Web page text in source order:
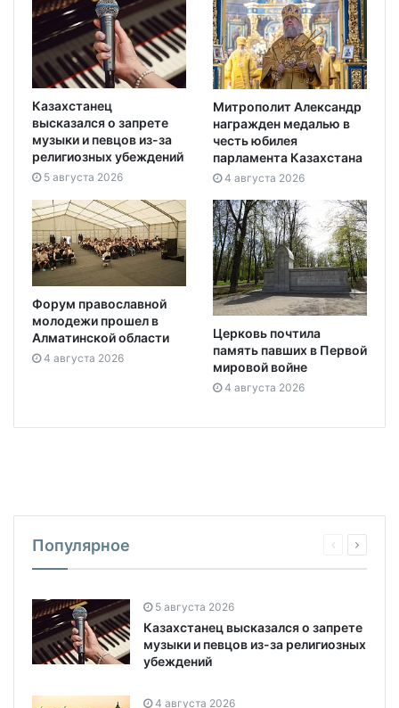
Казахстанец
высказался о запрете
музыки и певцов из-за
религиозных убеждений
5 августа 2026
Митрополит Александр
награжден медалью в
честь юбилея
парламента Казахстана
4 августа 2026
Форум православной
молодежи прошел в
Алматинской области
4 августа 2026
Церковь почтила
память павших в Первой
мировой войне
4 августа 2026
Популярное
5 августа 2026
Казахстанец высказался о запрете
музыки и певцов из-за религиозных
убеждений
4 августа 2026